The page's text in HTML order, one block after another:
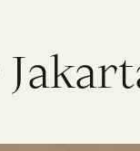
Jakart